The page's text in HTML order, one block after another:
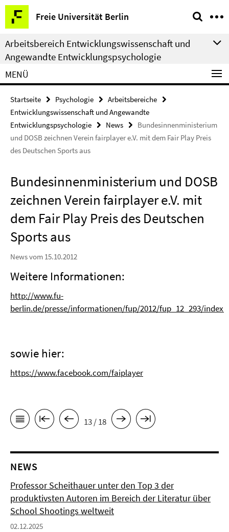
Springe
direkt
zu
Inhalt
Freie Universität Berlin
Service-
Navigation
Arbeitsbereich Entwicklungswissenschaft und
Angewandte Entwicklungspsychologie
MENÜ
Startseite Psychologie
Arbeitsbereiche
Entwicklungswissenschaft und Angewandte
Entwicklungspsychologie
News
Bundesinnenministerium
und DOSB zeichnen Verein fairplayer e.V. mit dem Fair Play Preis
des Deutschen Sports aus
Bundesinnenministerium und DOSB
zeichnen Verein fairplayer e.V. mit
dem Fair Play Preis des Deutschen
Sports aus
News vom 15.10.2012
Weitere Informationen:
http://www.fu-
berlin.de/presse/informationen/fup/2012/fup_12_293/
sowie hier:
https://www.facebook.com/faiplayer
13 / 18
NEWS
Professor Scheithauer unter den Top 3 der
produktivsten Autoren im Bereich der Literatur über
School Shootings weltweit
02.12.2025